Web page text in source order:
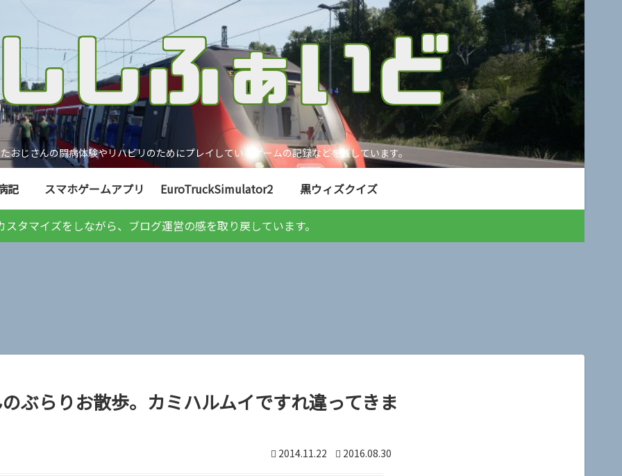
おじさんの闘病体験やリハビリのためにプレイしているゲームの記録などを残しています。
記 スマホゲームアプリ EuroTruckSimulator2 黒ウィズクイズ
スタマイズをしながら、ブログ運営の感を取り戻しています。
ぶらりお散歩。カミハルムイですれ違ってきま
2014.11.22 2016.08.30